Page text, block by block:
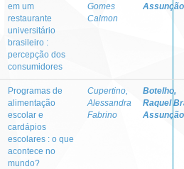
em um
restaurante
universitário
brasileiro :
percepção dos
consumidores
Gomes
Calmon
Assunção
Programas de
alimentação
escolar e
cardápios
escolares : o que
acontece no
mundo?
Cupertino,
Alessandra
Fabrino
Botelho,
Raquel
Assunção